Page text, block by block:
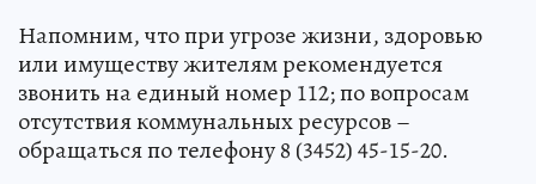
Напомним, что при угрозе жизни, здоровью
или имуществу жителям рекомендуется
звонить на единый номер 112; по вопросам
отсутствия коммунальных ресурсов –
обращаться по телефону 8 (3452) 45-15-20.